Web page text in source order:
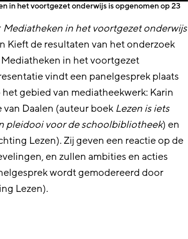
in het voortgezet onderwijs is opgenomen op 23
Mediatheken in het voortgezet onderwijs
Kieft de resultaten van het onderzoek
in het voortgezet
vindt een panelgesprek plaats
gebied van mediatheekwerk: Karin
van Daalen (auteur boek Lezen is iets
pleidooi voor de schoolbibliotheek) en
Lezen). Zij geven een reactie op de
en zullen ambities en acties
wordt gemodereerd door
Lezen).